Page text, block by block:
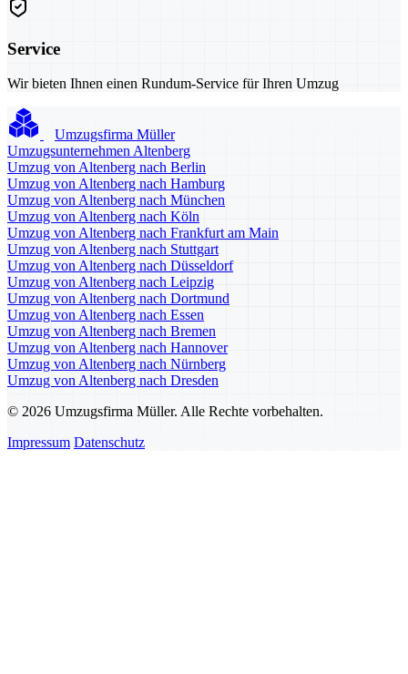
Service
Wir bieten Ihnen einen Rundum-Service für Ihren Umzug
Umzugsfirma Müller
Umzugsunternehmen Altenberg
Umzug von Altenberg nach Berlin
Umzug von Altenberg nach Hamburg
Umzug von Altenberg nach München
Umzug von Altenberg nach Köln
Umzug von Altenberg nach Frankfurt am Main
Umzug von Altenberg nach Stuttgart
Umzug von Altenberg nach Düsseldorf
Umzug von Altenberg nach Leipzig
Umzug von Altenberg nach Dortmund
Umzug von Altenberg nach Essen
Umzug von Altenberg nach Bremen
Umzug von Altenberg nach Hannover
Umzug von Altenberg nach Nürnberg
Umzug von Altenberg nach Dresden
© 2026 Umzugsfirma Müller. Alle Rechte vorbehalten.
Impressum Datenschutz